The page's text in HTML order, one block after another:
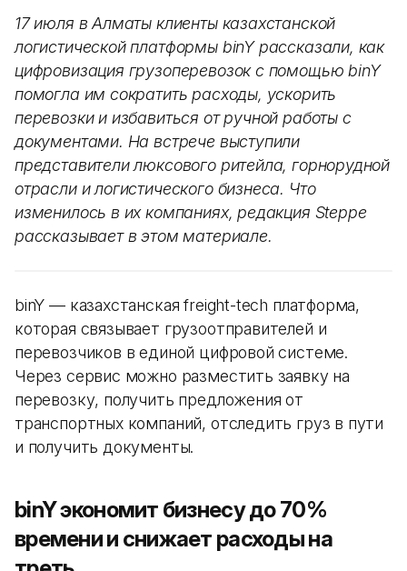
17 июля в Алматы клиенты казахстанской
логистической платформы binY рассказали, как
цифровизация грузоперевозок с помощью binY
помогла им сократить расходы, ускорить
перевозки и избавиться от ручной работы с
документами. На встрече выступили
представители люксового ритейла, горнорудной
отрасли и логистического бизнеса. Что
изменилось в их компаниях, редакция Steppe
рассказывает в этом материале.
binY — казахстанская freight-tech платформа,
которая связывает грузоотправителей и
перевозчиков в единой цифровой системе.
Через сервис можно разместить заявку на
перевозку, получить предложения от
транспортных компаний, отследить груз в пути
и получить документы.
binY экономит бизнесу до 70%
времени и снижает расходы на